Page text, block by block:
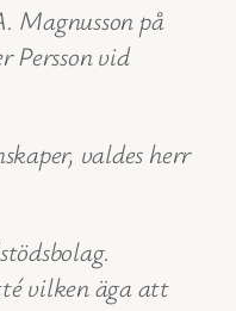
Magnusson på
Persson vid
valdes herr
vilken äga att